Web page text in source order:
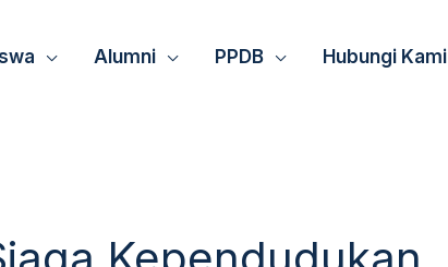
Alumni PPDB Hubungi Kami